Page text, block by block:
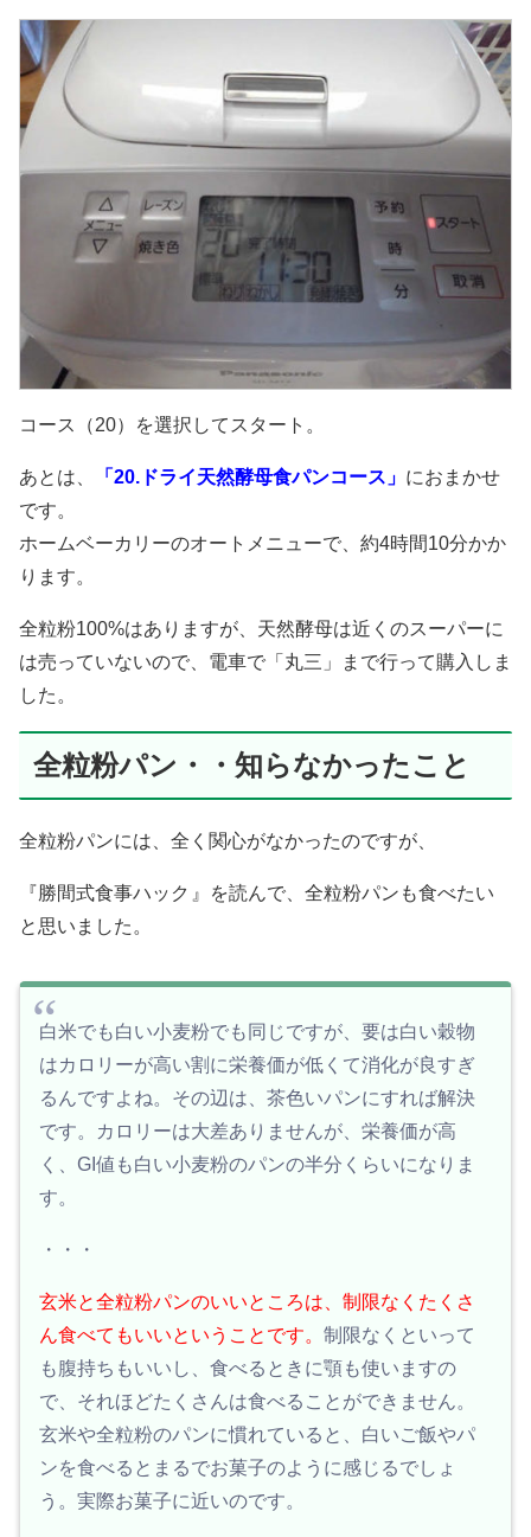
コース（20）を選択してスタート。
あとは、 「20.ドライ天然酵母食パンコース」 におまかせ
です。
ホームベーカリーのオートメニューで、約4時間10分かか
ります。
全粒粉100%はありますが、天然酵母は近くのスーパーに
は売っていないので、電車で「丸三」まで行って購入しま
した。
全粒粉パン・・知らなかったこと
全粒粉パンには、全く関心がなかったのですが、
『勝間式食事ハック 』を読んで、全粒粉パンも食べたい
と思いました。
白米でも白い小麦粉でも同じですが、要は白い穀物
はカロリーが高い割に栄養価が低くて消化が良すぎ
るんですよね。その辺は、茶色いパンにすれば解決
です。カロリーは大差ありませんが、栄養価が高
く、GI値も白い小麦粉のパンの半分くらいになりま
す。
・・・
玄米と全粒粉パンのいいところは、制限なくたくさ
ん食べてもいいということです。 制限なくといって
も腹持ちもいいし、食べるときに顎も使いますの
で、それほどたくさんは食べることができません。
玄米や全粒粉のパンに慣れていると、白いご飯やパ
ンを食べるとまるでお菓子のように感じるでしょ
う。実際お菓子に近いのです。